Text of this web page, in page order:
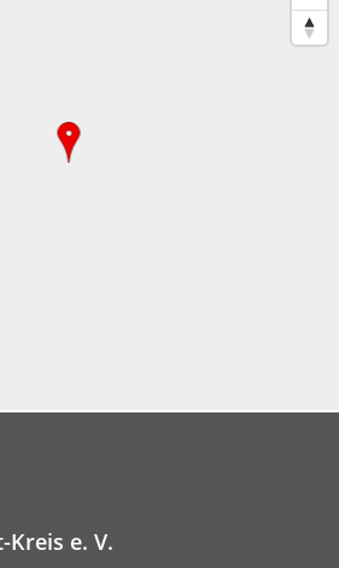
e. V.